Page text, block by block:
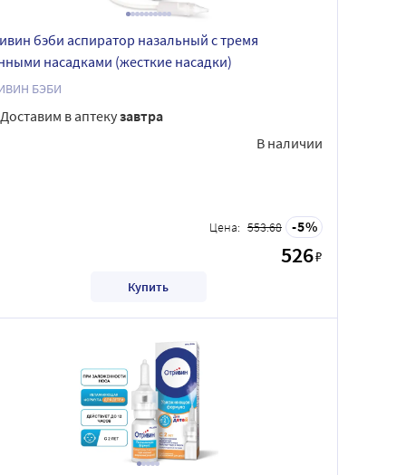
бэби аспиратор назальный с тремя
насадками (жесткие насадки)
БЭБИ
Доставим в аптекузавтра
В наличии
Цена: 553.68 5
526₽
Купить